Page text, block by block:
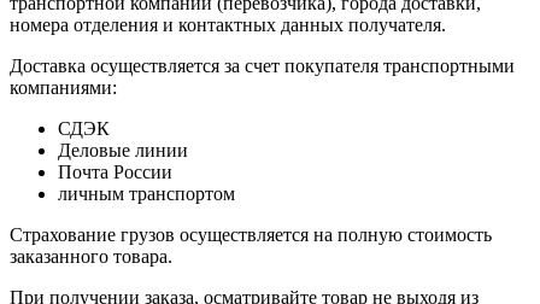
номера отделения и контактных данных получателя.
Доставка осуществляется за счет покупателя транспортными
компаниями:
СДЭК
Деловые линии
Почта России
личным транспортом
Страхование грузов осуществляется на полную стоимость
заказанного товара.
При получении заказа, осматривайте товар не выходя из